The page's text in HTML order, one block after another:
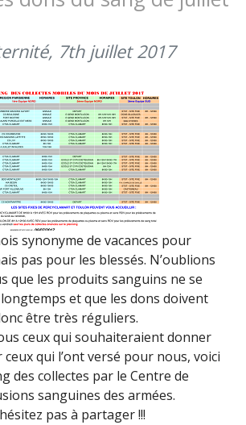
DU
7th juillet 2017
synonyme de vacances pour
pas pour les blessés. N’oublions
que les produits sanguins ne se
et que les dons doivent
être très réguliers.
ceux qui souhaiteraient donner
qui l’ont versé pour nous, voici
des collectes par le Centre de
sanguines des armées.
pas à partager !!!